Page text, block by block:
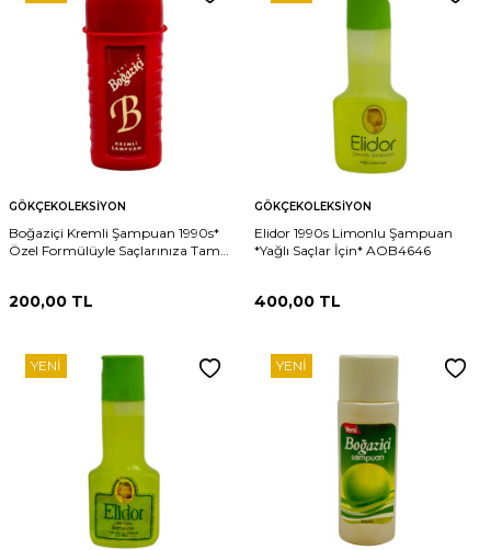
GÖKÇEKOLEKSIYON
Boğaziçi Kremli Şampuan 1990s*
Özel Formülüyle Saçlarınıza Tam
200,00 TL
GÖKÇEKOLEKSIYON
Elidor 1990s Limonlu Şampuan
*Yağlı Saçlar İçin* AOB4646
400,00 TL
YENI YENI